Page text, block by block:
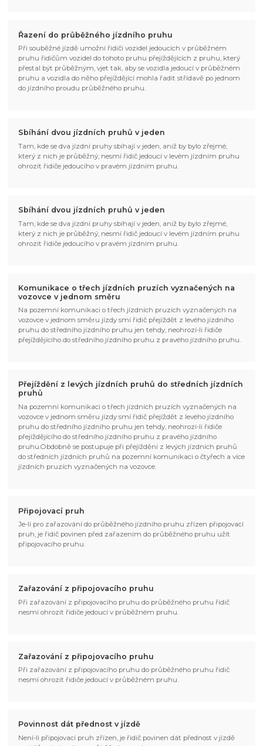
Řazení do průběžného jízdního pruhu
Při souběžné jízdě umožní řidiči vozidel jedoucích v průběžném
pruhu řidičům vozidel do tohoto pruhu přejíždějících z pruhu, který
přestal být průběžným, vjet tak, aby se vozidla jedoucí v průběžném
pruhu a vozidla do něho přejíždějící mohla řadit střídavě po jednom
do jízdního proudu průběžného pruhu.
Sbíhání dvou jízdních pruhů v jeden
Tam, kde se dva jízdní pruhy sbíhají v jeden, aniž by bylo zřejmé,
který z nich je průběžný, nesmí řidič jedoucí v levém jízdním pruhu
ohrozit řidiče jedoucího v pravém jízdním pruhu.
Sbíhání dvou jízdních pruhů v jeden
Tam, kde se dva jízdní pruhy sbíhají v jeden, aniž by bylo zřejmé,
který z nich je průběžný, nesmí řidič jedoucí v levém jízdním pruhu
ohrozit řidiče jedoucího v pravém jízdním pruhu.
Komunikace o třech jízdních pruzích vyznačených na
vozovce v jednom směru
Na pozemní komunikaci o třech jízdních pruzích vyznačených na
vozovce v jednom směru jízdy smí řidič přejíždět z levého jízdního
pruhu do středního jízdního pruhu jen tehdy, neohrozí-li řidiče
přejíždějícího do středního jízdního pruhu z pravého jízdního pruhu.
Přejíždění z levých jízdních pruhů do středních jízdních
pruhů
Na pozemní komunikaci o třech jízdních pruzích vyznačených na
vozovce v jednom směru jízdy smí řidič přejíždět z levého jízdního
pruhu do středního jízdního pruhu jen tehdy, neohrozí-li řidiče
přejíždějícího do středního jízdního pruhu z pravého jízdního
pruhu.Obdobně se postupuje při přejíždění z levých jízdních pruhů
do středních jízdních pruhů na pozemní komunikaci o čtyřech a více
jízdních pruzích vyznačených na vozovce.
Připojovací pruh
Je-li pro zařazování do průběžného jízdního pruhu zřízen připojovací
pruh, je řidič povinen před zařazením do průběžného pruhu užít
připojovacího pruhu.
Zařazování z připojovacího pruhu
Při zařazování z připojovacího pruhu do průběžného pruhu řidič
nesmí ohrozit řidiče jedoucí v průběžném pruhu.
Zařazování z připojovacího pruhu
Při zařazování z připojovacího pruhu do průběžného pruhu řidič
nesmí ohrozit řidiče jedoucí v průběžném pruhu.
Povinnost dát přednost v jízdě
Není-li připojovací pruh zřízen, je řidič povinen dát přednost v jízdě